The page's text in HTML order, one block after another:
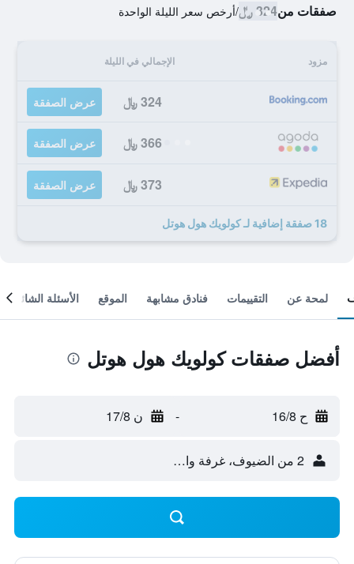
صفقات من324 ﷼ /أرخص سعر الليلة الواحدة
مزود الإجمالي في الليلة
324 ﷼ عرض الصفقة
366 ﷼ عرض الصفقة
373 ﷼ عرض الصفقة
18 صفقة إضافية لـ كولويك هول هوتل
لمحة عن التقييمات فنادق مشابهة الموقع الأسئلة الشائعة
أفضل صفقات كولويك هول هوتل
ح 16/8 - ن 17/8
2 من الضيوف، غرفة واحدة